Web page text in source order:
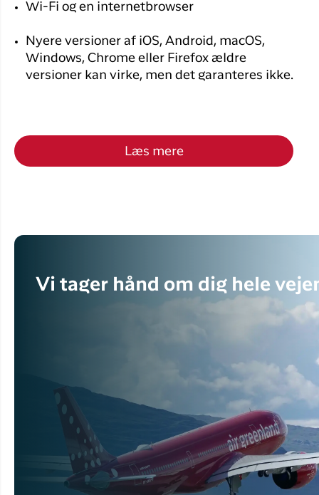
Wi-Fi og en internetbrowser
Nyere versioner af iOS, Android, macOS,
Windows, Chrome eller Firefox ældre
versioner kan virke, men det garanteres ikke.
Læs mere
Vi tager hånd om dig hele